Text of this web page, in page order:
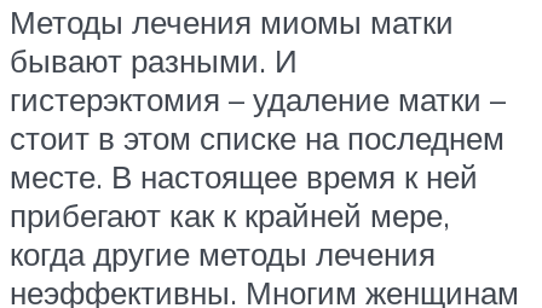
Методы лечения миомы матки
бывают разными. И
гистерэктомия – удаление матки –
стоит в этом списке на последнем
месте. В настоящее время к ней
прибегают как к крайней мере,
когда другие методы лечения
неэффективны. Многим женщинам